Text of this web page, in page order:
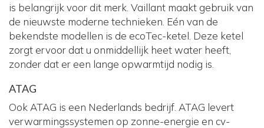
is belangrijk voor dit merk. Vaillant maakt gebruik van
de nieuwste moderne technieken. Eén van de
bekendste modellen is de ecoTec-ketel. Deze ketel
zorgt ervoor dat u onmiddellijk heet water heeft,
zonder dat er een lange opwarmtijd nodig is.
ATAG
Ook ATAG is een Nederlands bedrijf. ATAG levert
verwarmingssystemen op zonne-energie en cv-